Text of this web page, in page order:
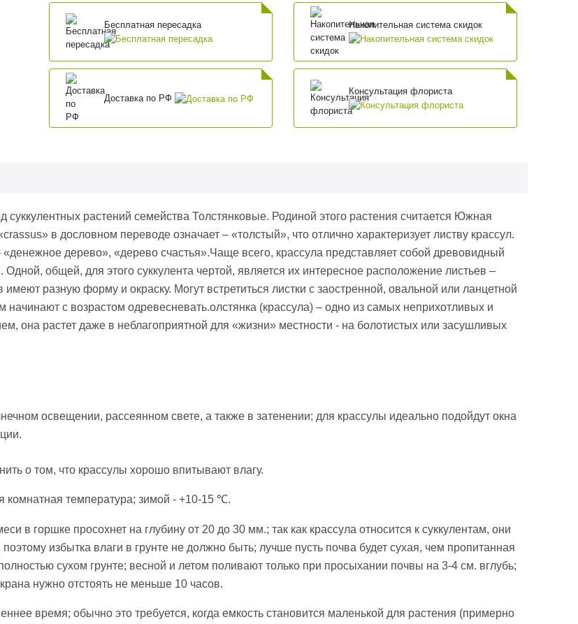
Бесплатная пересадка Накопительная система скидок
Доставка по РФ
Консультация флориста
суккулентных растений семейства Толстянковые. Родиной этого растения считается Южная
в дословном переводе означает – «толстый», что отлично характеризует листву крассул.
дерево», «дерево счастья».Чаще всего, крассула представляет собой древовидный
общей, для этого суккулента чертой, является их интересное расположение листьев –
имеют разную форму и окраску. Могут встретиться листки с заостренной, овальной или ланцетной
с возрастом одревесневать.олстянка (крассула) – одно из самых неприхотливых и
она растет даже в неблагоприятной для «жизни» местности - на болотистых или засушливых
освещении, рассеянном свете, а также в затенении; для крассулы идеально подойдут окна
о том, что крассулы хорошо впитывают влагу.
комнатная температура; зимой - +10-15 ℃.
в горшке просохнет на глубину от 20 до 30 мм.; так как крассула относится к суккулентам, они
избытка влаги в грунте не должно быть; лучше пусть почва будет сухая, чем пропитанная
сухом грунте; весной и летом поливают только при просыхании почвы на 3-4 см. вглубь;
нужно отстоять не меньше 10 часов.
время; обычно это требуется, когда емкость становится маленькой для растения (примерно